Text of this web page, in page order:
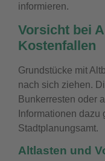
informieren.
Vorsicht bei
Kostenfallen
Grundstücke mit
nach sich ziehen.
Bunkerresten oder
Informationen
Stadtplanungsamt.
Altlasten und